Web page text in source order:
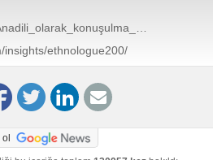
insights/ethnologue200/
ol